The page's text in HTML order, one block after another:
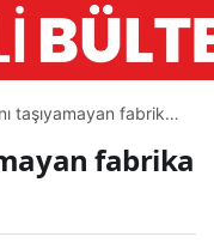
taşıyamayan fabrika
fabrika
PAYLAŞ